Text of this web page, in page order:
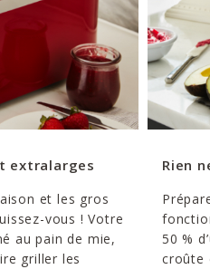
extralarges
et les gros
vous ! Votre
au pain de mie,
griller les
Rien
50 %
croûte